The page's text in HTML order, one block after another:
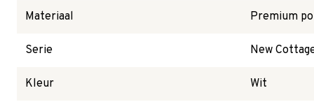
Materiaal Premium
Serie New
Kleur Wit